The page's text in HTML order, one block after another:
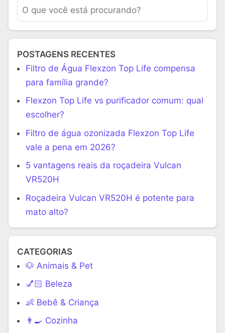
POSTAGENS RECENTES
Filtro de Água Flexzon Top Life compensa
para família grande?
Flexzon Top Life vs purificador comum: qual
escolher?
Filtro de água ozonizada Flexzon Top Life
vale a pena em 2026?
5 vantagens reais da roçadeira Vulcan
VR520H
Roçadeira Vulcan VR520H é potente para
mato alto?
CATEGORIAS
🐶 Animais & Pet
💅🏻 Beleza
👶 Bebê & Criança
👨‍🍳 Cozinha